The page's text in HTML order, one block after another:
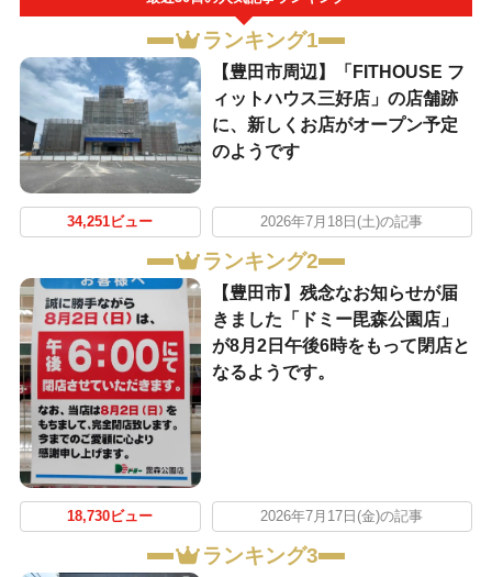
ランキング1
【豊田市周辺】「FITHOUSE フ
ィットハウス三好店」の店舗跡
に、新しくお店がオープン予定
のようです
34,251ビュー 2026年7月18日(土)の記事
ランキング2
【豊田市】残念なお知らせが届
きました「ドミー毘森公園店」
が8月2日午後6時をもって閉店と
なるようです。
18,730ビュー 2026年7月17日(金)の記事
ランキング3